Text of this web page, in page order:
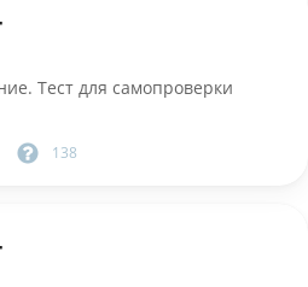
Тест для самопроверки
138